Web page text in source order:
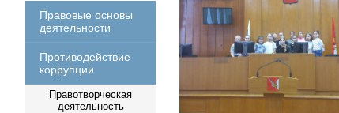
Правовые основы
деятельности
Противодействие
коррупции
Правотворческая
деятельность